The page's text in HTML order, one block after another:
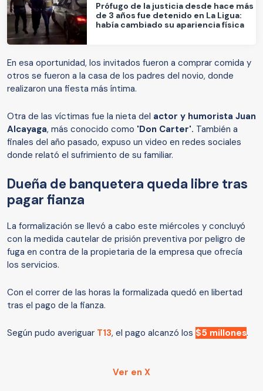
Prófugo de la justicia desde hace más
de 3 años fue detenido en La Ligua:
había cambiado su apariencia física
En esa oportunidad, los invitados fueron a comprar comida y
otros se fueron a la casa de los padres del novio, donde
realizaron una fiesta más íntima.
Otra de las víctimas fue la nieta del actor y humorista Juan
Alcayaga, más conocido como 'Don Carter'. También a
finales del año pasado, expuso un video en redes sociales
donde relató el sufrimiento de su familiar.
Dueña de banquetera queda libre tras
pagar fianza
La formalización se llevó a cabo este miércoles y concluyó
con la medida cautelar de prisión preventiva por peligro de
fuga en contra de la propietaria de la empresa que ofrecía
los servicios.
Con el correr de las horas la formalizada quedó en libertad
tras el pago de la fianza.
Según pudo averiguar T13, el pago alcanzó los $5 millones.
Ver en X